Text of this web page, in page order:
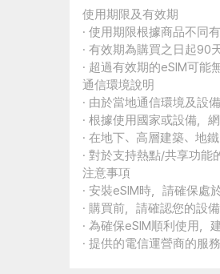
使用期限及有效期
· 使用期限根據商品不同
· 有效期為購買之日起90
· 超過有效期的eSIM可能
通信環境說明
· 由於當地通信環境及設
· 根據使用國家或設備，
· 在地下、高層建築、地
· 對於支持熱點/共享功能
注意事項
· 安裝eSIM時，請確保處
· 購買前，請確認您的設
· 為確保eSIM順利使用，
· 提供的電信運營商的服